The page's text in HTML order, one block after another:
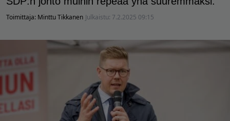
Toimittaja: Minttu Tikkanen Julkaistu: 7.2.2025 09:15